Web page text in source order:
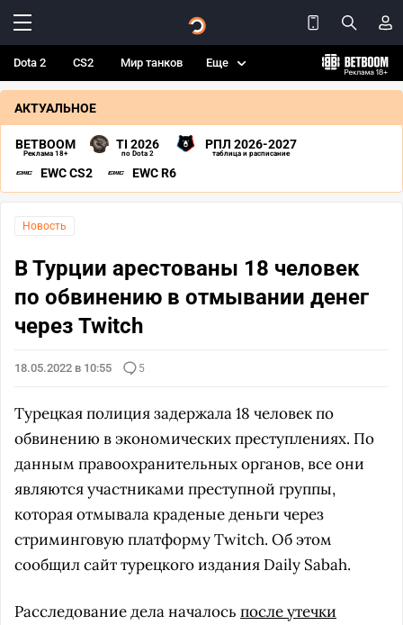
Dota 2 CS2 Мир танков Еще
АКТУАЛЬНОЕ
BETBOOM
Реклама 18+
TI 2026
по Dota 2
РПЛ 2026-2027
таблица и расписание
EWC CS2 EWC R6
Новость
В Турции арестованы 18 человек
по обвинению в отмывании денег
через Twitch
18.05.2022 в 10:55 5
Турецкая полиция задержала 18 человек по
обвинению в экономических преступлениях. По
данным правоохранительных органов, все они
являются участниками преступной группы,
которая отмывала краденые деньги через
стриминговую платформу Twitch. Об этом
сообщил сайт турецкого издания Daily Sabah.
Расследование дела началось после утечки